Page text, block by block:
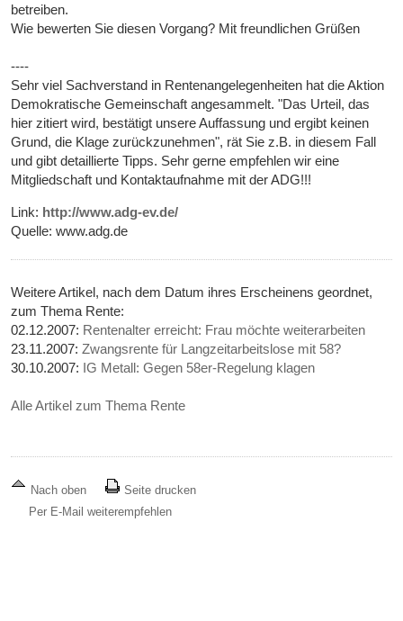
betreiben.
Wie bewerten Sie diesen Vorgang? Mit freundlichen Grüßen
----
Sehr viel Sachverstand in Rentenangelegenheiten hat die Aktion
Demokratische Gemeinschaft angesammelt. "Das Urteil, das
hier zitiert wird, bestätigt unsere Auffassung und ergibt keinen
Grund, die Klage zurückzunehmen", rät Sie z.B. in diesem Fall
und gibt detaillierte Tipps. Sehr gerne empfehlen wir eine
Mitgliedschaft und Kontaktaufnahme mit der ADG!!!
Link: http://www.adg-ev.de/
Quelle: www.adg.de
Weitere Artikel, nach dem Datum ihres Erscheinens geordnet,
zum Thema Rente:
02.12.2007: Rentenalter erreicht: Frau möchte weiterarbeiten
23.11.2007:Zwangsrente für Langzeitarbeitslose mit 58?
30.10.2007: IG Metall: Gegen 58er-Regelung klagen
Alle Artikel zum Thema Rente
Nach oben
Seite drucken
Per E-Mail weiterempfehlen